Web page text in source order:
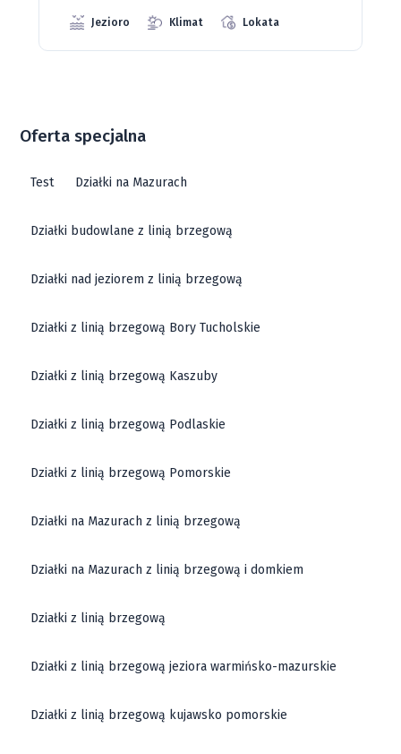
Oferta specjalna
Test Działki na Mazurach
Działki budowlane z linią brzegową
Działki nad jeziorem z linią brzegową
Działki z linią brzegową Bory Tucholskie
Działki z linią brzegową Kaszuby
Działki z linią brzegową Podlaskie
Działki z linią brzegową Pomorskie
Działki na Mazurach z linią brzegową
Działki na Mazurach z linią brzegową i domkiem
Działki z linią brzegową
Działki z linią brzegową jeziora warmińsko-mazurskie
Działki z linią brzegową kujawsko pomorskie